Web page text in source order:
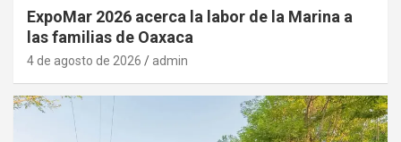
ExpoMar 2026 acerca la labor de la Marina a
las familias de Oaxaca
4 de agosto de 2026 admin